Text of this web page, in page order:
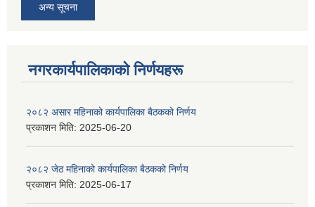
अन्य सूचना
नगरकार्यपालिकाकाे निर्णयहरू
२०८२ असार महिनाको कार्यपालिका बैठकको निर्णय
प्रकाशन मिति: 2025-06-20
२०८२ जेठ महिनाको कार्यपालिका बैठकको निर्णय
प्रकाशन मिति: 2025-06-17